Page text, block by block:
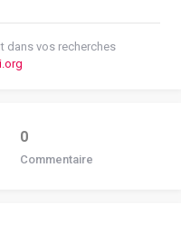
dans vos recherches
0
Commentaire